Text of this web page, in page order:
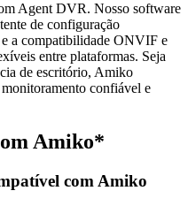
Agent DVR. Nosso software
de configuração
a compatibilidade ONVIF e
entre plataformas. Seja
de escritório, Amiko
confiável e
Amiko*
com Amiko